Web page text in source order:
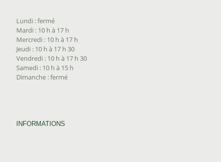
Lundi : fermé
Mardi : 10 h à 17 h
Mercredi : 10 h à 17 h
Jeudi : 10 h à 17 h 30
Vendredi : 10 h à 17 h 30
Samedi : 10 h à 15 h
Dimanche : fermé
INFORMATIONS